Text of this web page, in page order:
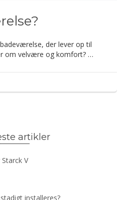
der lever op til
om velvære og komfort? …
artikler
V
installeres?